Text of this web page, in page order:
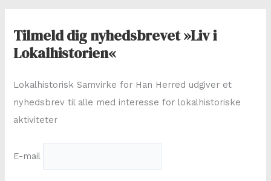
f
t
r
:
Tilmeld dig nyhedsbrevet »Liv i
Lokalhistorien«
Lokalhistorisk Samvirke for Han Herred udgiver et
nyhedsbrev til alle med interesse for lokalhistoriske
aktiviteter
E-mail